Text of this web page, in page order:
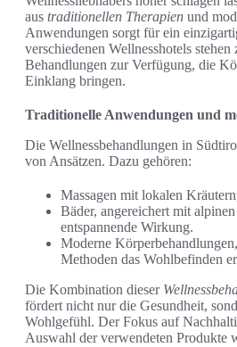
aus traditionellen Therapien und
Anwendungen sorgt für ein
verschiedenen Wellnesshotels stehen
Behandlungen zur Verfügung, die
Einklang bringen.
Traditionelle Anwendungen und
Die Wellnessbehandlungen in
von Ansätzen. Dazu gehören:
Massagen mit lokalen
Bäder, angereichert mit
entspannende Wirkung.
Moderne
Methoden das Wohlbefinden
Die Kombination dieser
fördert nicht nur die Gesundheit,
Wohlgefühl. Der Fokus auf
Auswahl der verwendeten Produkte